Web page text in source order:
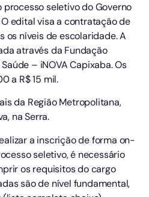
seletivo do Governo
edital visa a contratação de
os níveis de escolaridade. A
através da Fundação
– iNOVA Capixaba. Os
a R$ 15 mil.
da Região Metropolitana,
na Serra.
a inscrição de forma on-
seletivo, é necessário
os requisitos do cargo
são de nível fundamental,